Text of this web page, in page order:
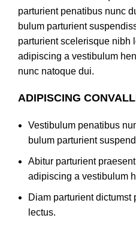
parturient penatibus nunc
bulum parturient
parturient scelerisque nibh
adipiscing a vestibulum
nunc natoque dui.
ADIPISCING
Vestibulum penatibus
bulum parturient
Abitur parturient
adipiscing a vestibulum
Diam parturient dictumst
lectus.